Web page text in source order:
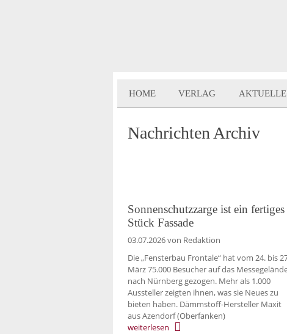
HOME VERLAG
Nachrichten Archiv
Sonnenschutzzarge ist ein fertiges
Stück Fassade
03.07.2026von Redaktion
Die „Fensterbau Frontale“ hat vom 24. bis
März 75.000 Besucher auf das
nach Nürnberg gezogen. Mehr als 1.000
Aussteller zeigten ihnen, was sie Neues zu
bieten haben. Dämmstoff-Hersteller Maxit
aus Azendorf (Oberfanken)
weiterlesen